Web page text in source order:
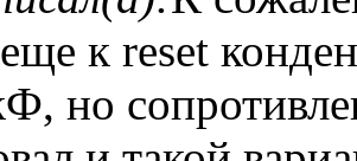
к reset
но